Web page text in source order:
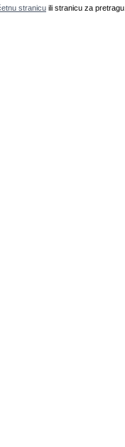
stranicu ili stranicu za pretragu.